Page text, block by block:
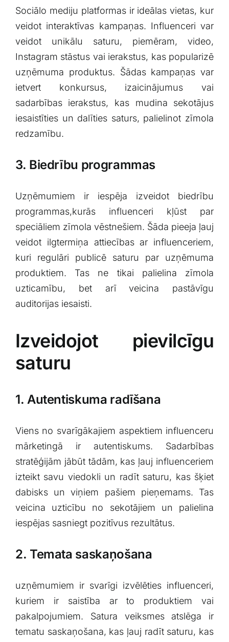
Sociālo mediju platformas ir ideālas vietas, kur
veidot interaktīvas kampaņas. Influenceri var
veidot unikālu saturu, piemēram, ⁢video,‍
Instagram stāstus vai ierakstus,⁢ kas ⁤popularizē
uzņēmuma produktus. Šādas kampaņas var
ietvert konkursus, izaicinājumus⁤ vai
‍sadarbības ​ierakstus, kas⁤ mudina sekotājus
iesaistīties un dalīties⁣ saturs, palielinot zīmola
⁣redzamību.
3. Biedrību programmas
Uzņēmumiem ir⁣ iespēja izveidot biedrību
programmas,kurās influenceri​ kļūst par
⁤speciāliem ​zīmola vēstnešiem. Šāda pieeja⁣ ļauj
veidot ilgtermiņa attiecības ar influenceriem,
kuri regulāri publicē saturu par uzņēmuma
produktiem.‌ Tas ne tikai ‌palielina zīmola
uzticamību, bet arī veicina ⁤pastāvīgu
auditorijas iesaisti.
Izveidojot pievilcīgu⁣
saturu
1. Autentiskuma radīšana
Viens‌ no svarīgākajiem aspektiem ‍influenceru
mārketingā⁤ ir autentiskums. Sadarbības
stratēģijām jābūt tādām, kas ļauj influenceriem
izteikt savu ⁢viedokli un⁢ radīt saturu, ⁣kas šķiet
dabisks un viņiem⁢ pašiem pieņemams. Tas
veicina uzticību no sekotājiem un palielina
iespējas sasniegt pozitīvus rezultātus.
2. ​Temata saskaņošana
uzņēmumiem ir svarīgi izvēlēties influenceri,
kuriem ir saistība ar to ⁤produktiem vai
‌pakalpojumiem.​ Satura veiksmes atslēga ir
tematu saskaņošana, kas⁣ ļauj radīt⁢ saturu, kas